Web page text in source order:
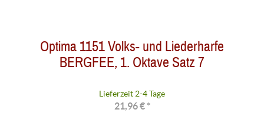
Optima 1151 Volks- und Liederharfe
BERGFEE, 1. Oktave Satz 7
Lieferzeit 2-4 Tage
21,96 € *